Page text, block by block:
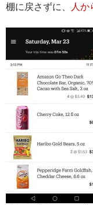
棚に戻さずに、 人